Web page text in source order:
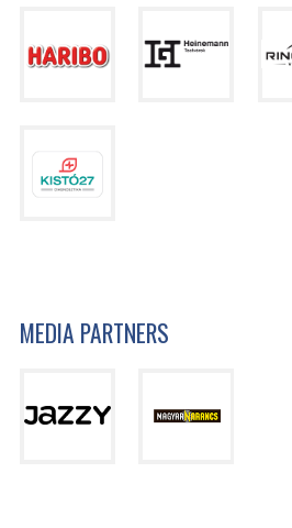
MEDIA PARTNERS